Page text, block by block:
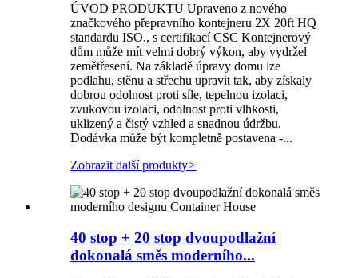
ÚVOD PRODUKTU Upraveno z nového
značkového přepravního kontejneru 2X 20ft HQ
standardu ISO., s certifikací CSC Kontejnerový
dům může mít velmi dobrý výkon, aby vydržel
zemětřesení. Na základě úpravy domu lze
podlahu, stěnu a střechu upravit tak, aby získaly
dobrou odolnost proti síle, tepelnou izolaci,
zvukovou izolaci, odolnost proti vlhkosti,
uklizený a čistý vzhled a snadnou údržbu.
Dodávka může být kompletně postavena -...
Zobrazit další produkty>
40 stop + 20 stop dvoupodlažní
dokonalá směs moderního...